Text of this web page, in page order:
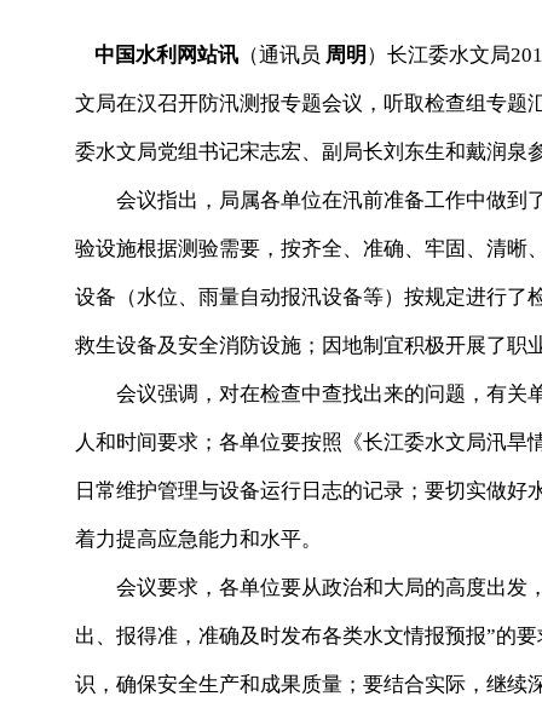
中国水利网站讯 （通讯员 周明 ）长江委水文局
文局在汉召开防汛测报专题会议，听取检查组专
委水文局党组书记宋志宏、副局长刘东生和戴润泉
会议指出，局属各单位在汛前准备工作中做到
验设施根据测验需要，按齐全、准确、牢固、清
设备（水位、雨量自动报汛设备等）按规定进行
救生设备及安全消防设施；因地制宜积极开展了职
会议强调，对在检查中查找出来的问题，有关
人和时间要求；各单位要按照《长江委水文局汛
日常维护管理与设备运行日志的记录；要切实做
着力提高应急能力和水平。
会议要求，各单位要从政治和大局的高度出发
出、报得准，准确及时发布各类水文情报预报”的
识，确保安全生产和成果质量；要结合实际，继续